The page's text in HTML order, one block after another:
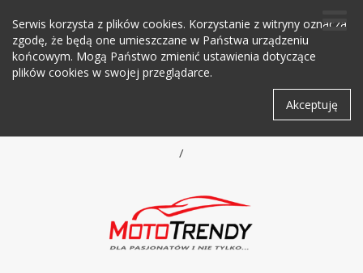
Serwis korzysta z plików cookies. Korzystanie z witryny oznacza
zgodę, że będą one umieszczane w Państwa urządzeniu
końcowym. Mogą Państwo zmienić ustawienia dotyczące
plików cookies w swojej przeglądarce.
Akceptuję
/